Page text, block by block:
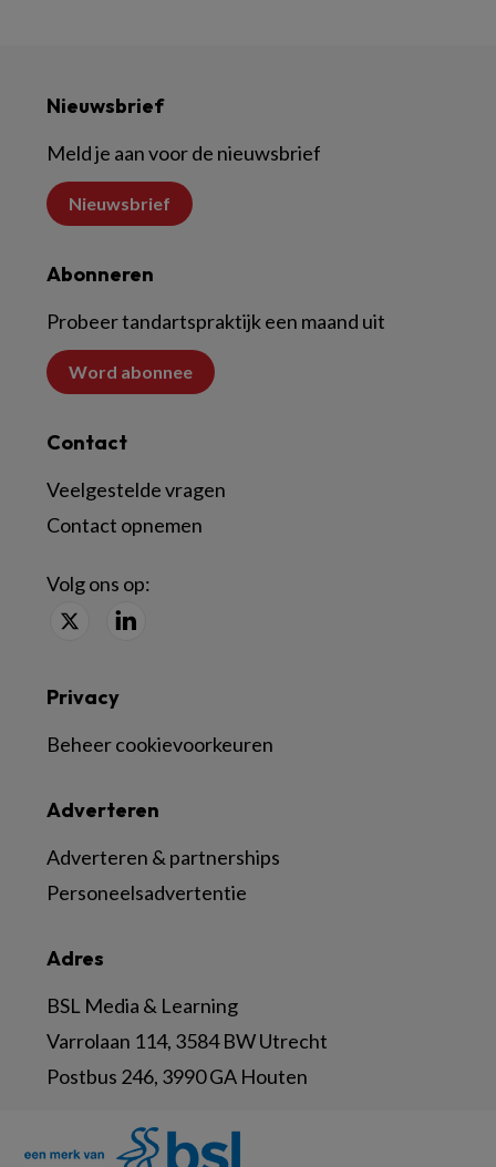
Nieuwsbrief
Meld je aan voor de nieuwsbrief
Nieuwsbrief
Abonneren
Probeer tandartspraktijk een maand uit
Word abonnee
Contact
Veelgestelde vragen
Contact opnemen
Volg ons op:
Adres
BSL Media & Learning
Varrolaan 114, 3584 BW Utrecht
Postbus 246, 3990 GA Houten
Adverteren
Adverteren & partnerships
Personeelsadvertentie
Privacy
Beheer cookievoorkeuren